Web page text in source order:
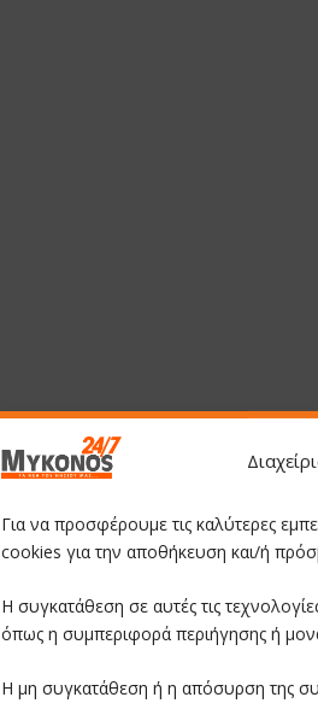
Για να προσφέρουμε τις καλύτερες
cookies για την αποθήκευση και/ή
Η συγκατάθεση σε αυτές τις
όπως η συμπεριφορά περιήγησης ή
Η μη συγκατάθεση ή η απόσυρση της